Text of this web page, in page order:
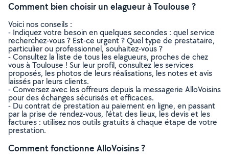
Comment bien choisir un elagueur à Toulouse ?
Voici nos conseils :
- Indiquez votre besoin en quelques secondes : quel service
recherchez-vous ? Est-ce urgent ? Quel type de prestataire,
particulier ou professionnel, souhaitez-vous ?
- Consultez la liste de tous les elagueurs, proches de chez
vous à Toulouse ! Sur leur profil, consultez les services
proposés, les photos de leurs réalisations, les notes et avis
laissés par leurs clients.
- Conversez avec les offreurs depuis la messagerie AlloVoisins
pour des échanges sécurisés et efficaces.
- Du contrat de prestation au paiement en ligne, en passant
par la prise de rendez-vous, l’état des lieux, les devis et les
factures : utilisez nos outils gratuits à chaque étape de votre
prestation.
Comment fonctionne AlloVoisins ?